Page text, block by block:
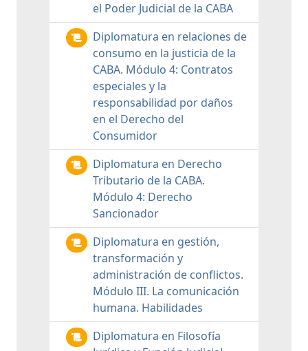
el Poder Judicial de la CABA
Diplomatura en relaciones de
consumo en la justicia de la
CABA. Módulo 4: Contratos
especiales y la
responsabilidad por daños
en el Derecho del
Consumidor
Diplomatura en Derecho
Tributario de la CABA.
Módulo 4: Derecho
Sancionador
Diplomatura en gestión,
transformación y
administración de conflictos.
Módulo III. La comunicación
humana. Habilidades
Diplomatura en Filosofía